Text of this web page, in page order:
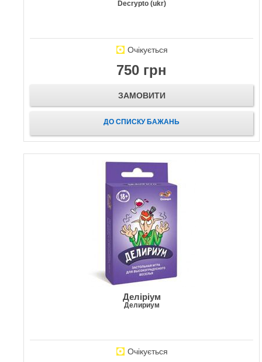
Decrypto (ukr)
Очікується
750 грн
ЗАМОВИТИ
ДО СПИСКУ БАЖАНЬ
Деліріум
Делириум
Очікується